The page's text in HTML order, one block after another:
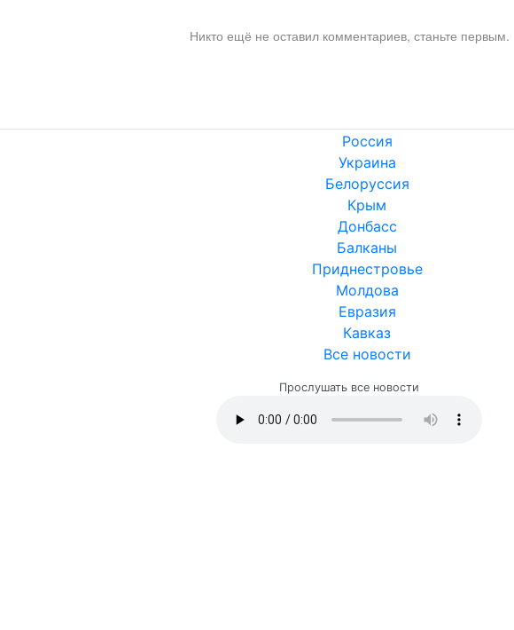
Никто ещё не оставил комментариев, станьте первым.
Россия
Украина
Белоруссия
Крым
Донбасс
Балканы
Приднестровье
Молдова
Евразия
Кавказ
Все новости
Прослушать все новости